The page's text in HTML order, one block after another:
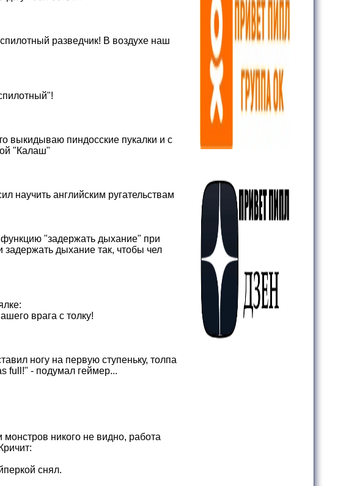
разведчик! В воздухе наш
выкидываю пиндосские пукалки и с
"Калаш"
научить английским ругательствам
"задержать дыхание" при
дыхание так, чтобы чел
врага с толку!
ногу на первую ступеньку, толпа
full!" - подумал геймер...
никого не видно, работа
снял.